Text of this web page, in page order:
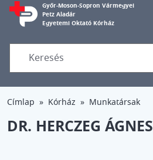
Győr-Moson-Sopron Vármegyei
Petz Aladár
Egyetemi Oktató Kórház
Címlap Kórház Munkatársak
DR. HERCZEG ÁGNES